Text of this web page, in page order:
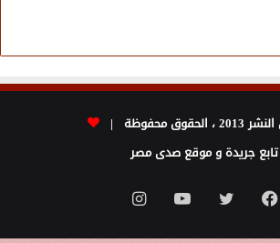
محفوظة |
تابع جريدة و موقع صدى مصر
فيسبوك تويتر يوتيوبانستقرام